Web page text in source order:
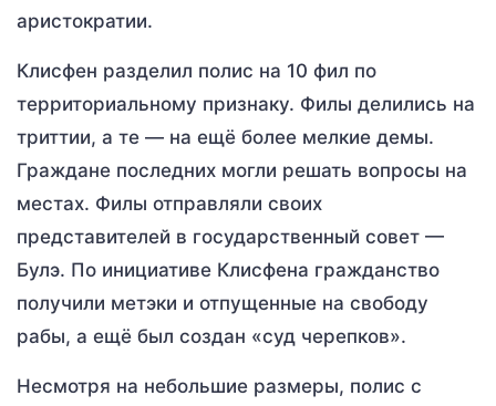
аристократии.
Клисфен разделил полис на 10 фил по
территориальному признаку. Филы делились на
триттии, а те — на ещё более мелкие демы.
Граждане последних могли решать вопросы на
местах. Филы отправляли своих
представителей в государственный совет —
Булэ. По инициативе Клисфена гражданство
получили метэки и отпущенные на свободу
рабы, а ещё был создан «суд черепков».
Несмотря на небольшие размеры, полис с